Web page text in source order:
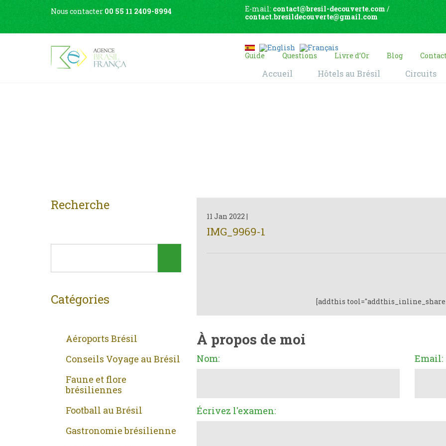
Nous contacter 00 55 11 2409-8994 E-mail: contact@bresil-decouverte.com /
contact.bresildecouverte@gmail.com
Guide Questions Livre d’Or Blog
Accueil Hôtels au Brésil Circuits
Recherche
Catégories
Aéroports Brésil
Conseils Voyage au Brésil
Faune et flore
brésiliennes
Football au Brésil
Gastronomie brésilienne
11 Jan 2022 |
IMG_9969-1
[addthis
À propos de moi
Nom: Email:
Écrivez l'examen: